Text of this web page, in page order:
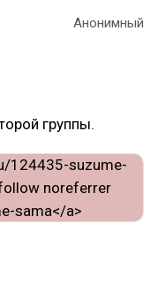
Анонимный
группы.